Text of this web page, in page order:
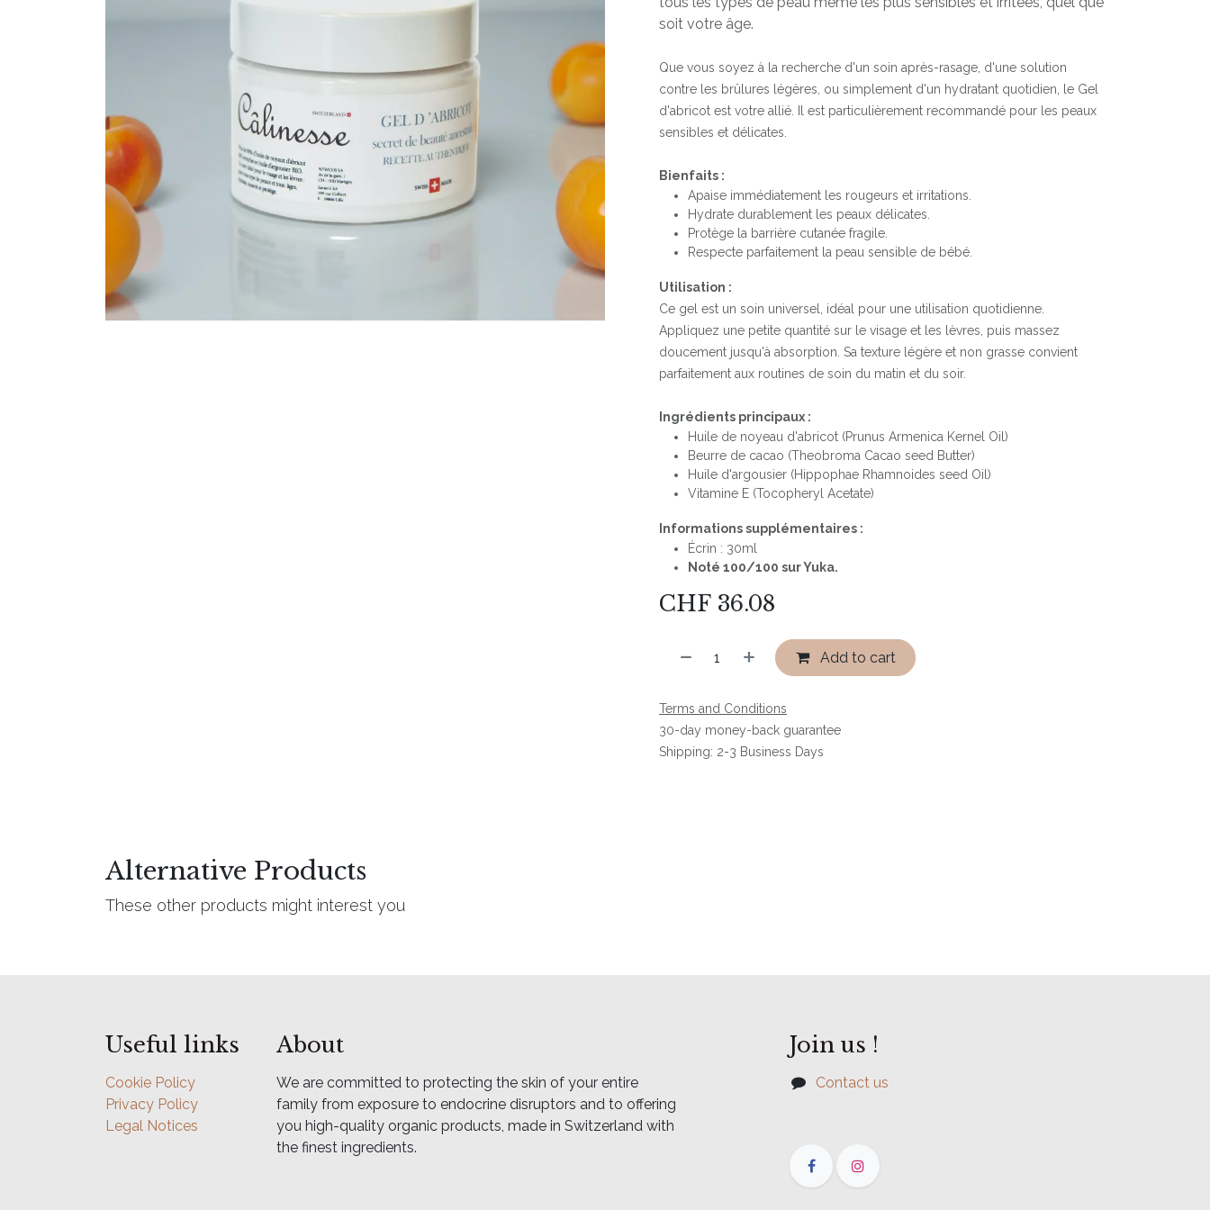
soit votre âge.
Que vous soyez à la recherche d'un soin après-rasage, d'une solution
contre les brûlures légères, ou simplement d'un hydratant quotidien, le Gel
d'abricot est votre allié. Il est particulièrement recommandé pour les peaux
sensibles et délicates.
Bienfaits :
Apaise immédiatement les rougeurs et irritations.
Hydrate durablement les peaux délicates.
Protège la barrière cutanée fragile.
Respecte parfaitement la peau sensible de bébé.
Utilisation :
Ce gel est un soin universel, idéal pour une utilisation quotidienne.
Appliquez une petite quantité sur le visage et les lèvres, puis massez
doucement jusqu'à absorption. Sa texture légère et non grasse convient
parfaitement aux routines de soin du matin et du soir.
Ingrédients principaux :
Huile de noyeau d'abricot (Prunus Armenica Kernel Oil)
Beurre de cacao (Theobroma Cacao seed Butter)
Huile d'argousier (Hippophae Rhamnoides seed Oil)
Vitamine E (Tocopheryl Acetate)
Informations supplémentaires :
Écrin : 30ml
Noté 100/100 sur Yuka.
CHF 36.08
Add to cart
Terms and Conditions
30-day money-back guarantee
Shipping: 2-3 Business Days
Alternative Products
These other products might interest you
Useful links
Cookie Policy
Privacy Policy
Legal Notices
About
We are committed to protecting the skin of your entire
family from exposure to endocrine disruptors and to offering
you high-quality organic products, made in Switzerland with
the finest ingredients.
Join us !
Contact us